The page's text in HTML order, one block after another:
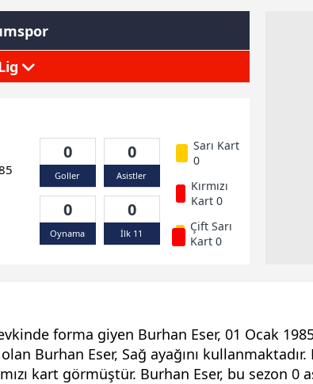
0
Goller
0
Asistler
0
Oynama
0
İlk 11
Sarı Kart
0
Kırmızı
Kart 0
Çift Sarı
Kart 0
forma giyen Burhan Eser, 01 Ocak
Burhan Eser, Sağ ayağını
kart görmüştür. Burhan Eser, bu sezon 0